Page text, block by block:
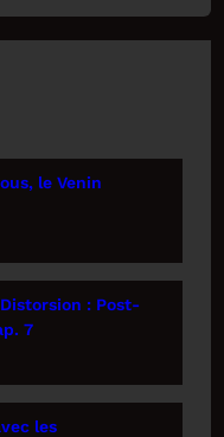
le Venin
: Post-
7
les